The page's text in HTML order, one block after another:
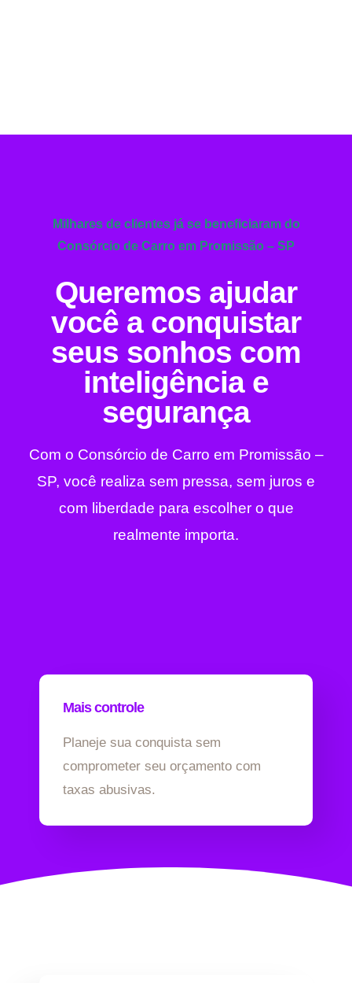
Milhares de clientes já se beneficiaram do
Consórcio de Carro em Promissão – SP
Queremos ajudar
você a conquistar
seus sonhos com
inteligência e
segurança
Com o Consórcio de Carro em Promissão –
SP, você realiza sem pressa, sem juros e
com liberdade para escolher o que
realmente importa.
Mais controle
Planeje sua conquista sem
comprometer seu orçamento com
taxas abusivas.